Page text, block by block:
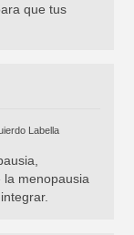
que tus
Labella
menopausia